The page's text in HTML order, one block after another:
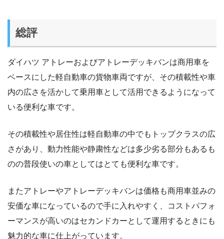
総評
ダイハツ アトレーおよびアトレーデッキバンは商用車を
ベースにした軽自動車の貨物車両ですが、その積載性や車
内の広さを活かして乗用車として活用できるようになって
いる便利な車です。
その積載性や居住性は軽自動車の中でもトップクラスの広
さがあり、動力性能や静粛性などは多少劣る部分もあるも
のの普段使いの車としてはとても便利な車です。
またアトレーやアトレーデッキバンは価格も商用車並みの
安価な車になっているので手に入れやすく、コストパフォ
ーマンスが高いのはセカンドカーとして運用するときにも
魅力的な車に仕上がっています。